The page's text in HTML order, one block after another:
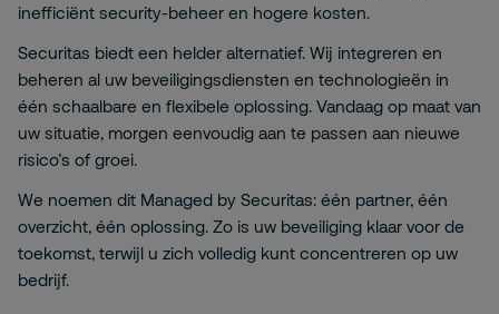
inefficiënt security-beheer en hogere kosten.
Securitas biedt een helder alternatief. Wij integreren en
beheren al uw beveiligingsdiensten en technologieën in
één schaalbare en flexibele oplossing. Vandaag op maat van
uw situatie, morgen eenvoudig aan te passen aan nieuwe
risico’s of groei.
We noemen dit Managed by Securitas: één partner, één
overzicht, één oplossing. Zo is uw beveiliging klaar voor de
toekomst, terwijl u zich volledig kunt concentreren op uw
bedrijf.